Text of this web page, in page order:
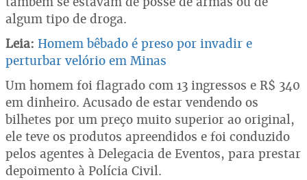
algum tipo de droga.
Leia: Homem bêbado é preso por invadir e
perturbar velório em Minas
Um homem foi flagrado com 13 ingressos e R$ 340
em dinheiro. Acusado de estar vendendo os
bilhetes por um preço muito superior ao original,
ele teve os produtos apreendidos e foi conduzido
pelos agentes à Delegacia de Eventos, para prestar
depoimento à Polícia Civil.